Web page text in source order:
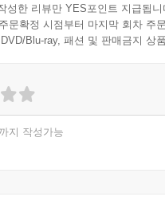
성한 리뷰만 YES포인트 지급됩니
문확정 시점부터 마지막 회차 주
Blu-ray, 패션 및 판매금지 상
지 작성가능